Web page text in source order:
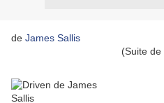
de James Sallis
(Suite de